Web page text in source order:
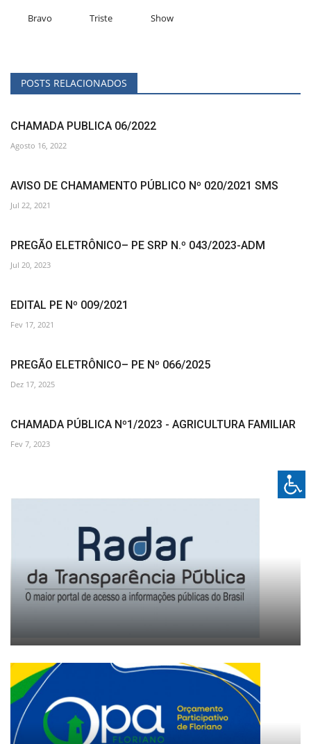
Bravo Triste Show
POSTS RELACIONADOS
CHAMADA PUBLICA 06/2022
Agosto 16, 2022
AVISO DE CHAMAMENTO PÚBLICO Nº 020/2021 SMS
Jul 22, 2021
PREGÃO ELETRÔNICO– PE SRP N.º 043/2023-ADM
Jul 20, 2023
EDITAL PE Nº 009/2021
Fev 17, 2021
PREGÃO ELETRÔNICO– PE Nº 066/2025
Dez 17, 2025
CHAMADA PÚBLICA Nº1/2023 - AGRICULTURA FAMILIAR
Fev 7, 2023